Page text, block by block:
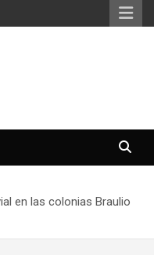
en las colonias Braulio